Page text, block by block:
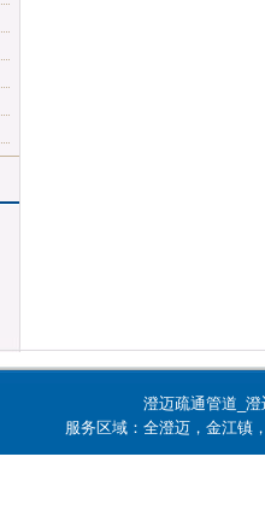
澄迈疏通管道_
服务区域：全澄迈，金江镇